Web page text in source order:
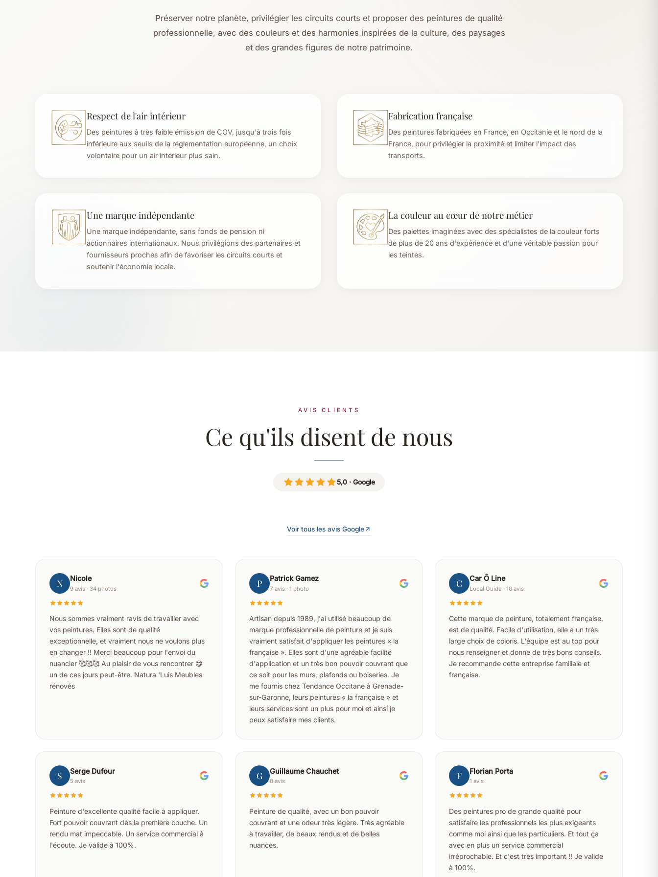
Préserver notre planète, privilégier les circuits courts et proposer des peintures de qualité
professionnelle, avec des couleurs et des harmonies inspirées de la culture, des paysages
et des grandes figures de notre patrimoine.
Respect de l'air intérieur
Des peintures à très faible émission de COV, jusqu'à trois fois
inférieure aux seuils de la réglementation européenne, un choix
volontaire pour un air intérieur plus sain.
Fabrication française
Des peintures fabriquées en France, en Occitanie et le nord de la
France, pour privilégier la proximité et limiter l'impact des
transports.
Une marque indépendante
Une marque indépendante, sans fonds de pension ni
actionnaires internationaux. Nous privilégions des partenaires et
fournisseurs proches afin de favoriser les circuits courts et
soutenir l'économie locale.
La couleur au cœur de notre métier
Des palettes imaginées avec des spécialistes de la couleur forts
de plus de 20 ans d'expérience et d'une véritable passion pour
les teintes.
AVIS CLIENTS
Ce qu'ils disent de nous
5,0 · Google
Voir tous les avis Google
N Nicole
9 avis · 34 photos
Nous sommes vraiment ravis de travailler avec
vos peintures. Elles sont de qualité
exceptionnelle, et vraiment nous ne voulons plus
en changer !! Merci beaucoup pour l'envoi du
nuancier 🥰🥰🥰 Au plaisir de vous rencontrer 😋
un de ces jours peut-être. Natura 'Luis Meubles
rénovés
P Patrick Gamez
7 avis · 1 photo
Artisan depuis 1989, j'ai utilisé beaucoup de
marque professionnelle de peinture et je suis
vraiment satisfait d'appliquer les peintures « la
française ». Elles sont d'une agréable facilité
d'application et un très bon pouvoir couvrant que
ce soit pour les murs, plafonds ou boiseries. Je
me fournis chez Tendance Occitane à Grenade-
sur-Garonne, leurs peintures « la française » et
leurs services sont un plus pour moi et ainsi je
peux satisfaire mes clients.
C Car Ô Line
Local Guide · 10 avis
Cette marque de peinture, totalement française,
est de qualité. Facile d'utilisation, elle a un très
large choix de coloris. L'équipe est au top pour
nous renseigner et donne de très bons conseils.
Je recommande cette entreprise familiale et
française.
S Serge Dufour
5 avis
Peinture d'excellente qualité facile à appliquer.
Fort pouvoir couvrant dès la première couche. Un
rendu mat impeccable. Un service commercial à
l'écoute. Je valide à 100%.
G Guillaume Chauchet
8 avis
Peinture de qualité, avec un bon pouvoir
couvrant et une odeur très légère. Très agréable
à travailler, de beaux rendus et de belles
nuances.
F Florian Porta
1 avis
Des peintures pro de grande qualité pour
satisfaire les professionnels les plus exigeants
comme moi ainsi que les particuliers. Et tout ça
avec en plus un service commercial
irréprochable. Et c'est très important !! Je valide
à 100%.